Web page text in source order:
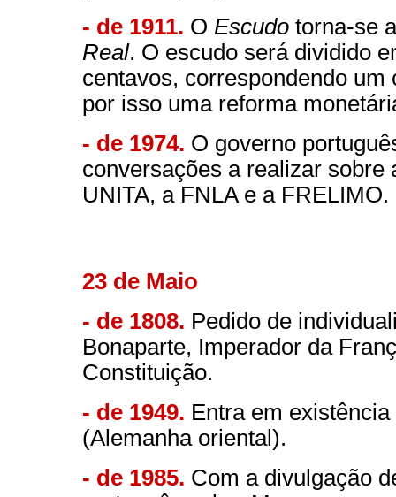
- de 1911. O Escudotorna-se
Real. O escudo será dividido
centavos, correspondendo
por isso uma reforma
- de 1974. O governo
conversações a realizar sobre
UNITA, a FNLA e a FRELIMO.
23 de Maio
- de 1808. Pedido de
Bonaparte, Imperador da
Constituição.
- de 1949. Entra em
(Alemanha oriental).
- de 1985. Com a divulgação